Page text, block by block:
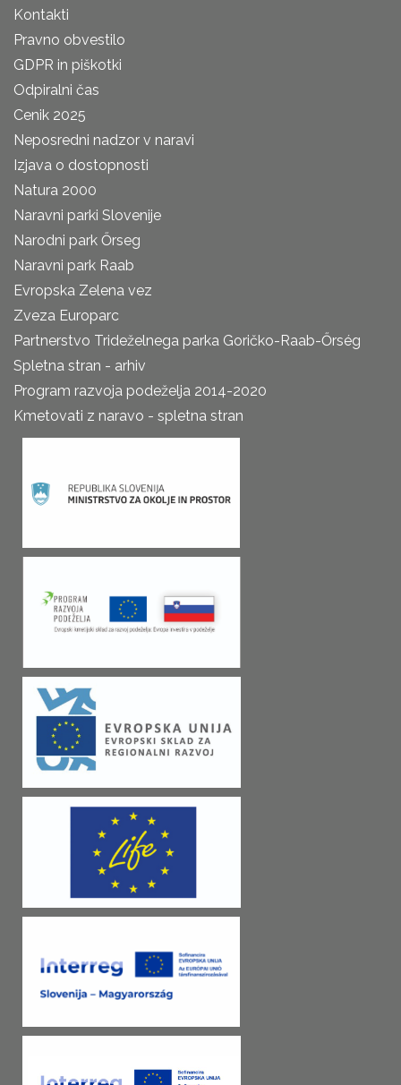
Kontakti
Pravno obvestilo
GDPR in piškotki
Odpiralni čas
Cenik 2025
Neposredni nadzor v naravi
Izjava o dostopnosti
Natura 2000
Naravni parki Slovenije
Narodni park Őrseg
Naravni park Raab
Evropska Zelena vez
Zveza Europarc
Partnerstvo Trideželnega parka Goričko-Raab-Őrség
Spletna stran - arhiv
Program razvoja podeželja 2014-2020
Kmetovati z naravo - spletna stran